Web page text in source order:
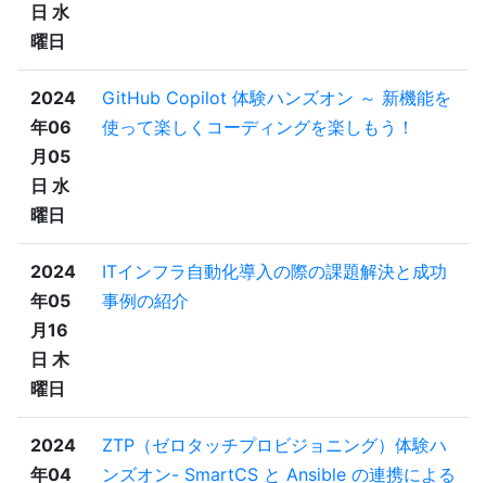
日 水
曜日
2024
年06
月05
日 水
曜日
GitHub Copilot 体験ハンズオン ～ 新機能を
使って楽しくコーディングを楽しもう！
2024
年05
月16
日 木
曜日
ITインフラ自動化導入の際の課題解決と成功
事例の紹介
2024
年04
ZTP（ゼロタッチプロビジョニング）体験ハ
ンズオン- SmartCS と Ansible の連携による